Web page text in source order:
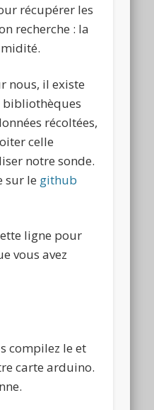
récupérer les
recherche : la
nous, il existe
bibliothèques
récoltées,
celle
notre sonde.
sur le github
ligne pour
vous avez
compilez le et
carte arduino.